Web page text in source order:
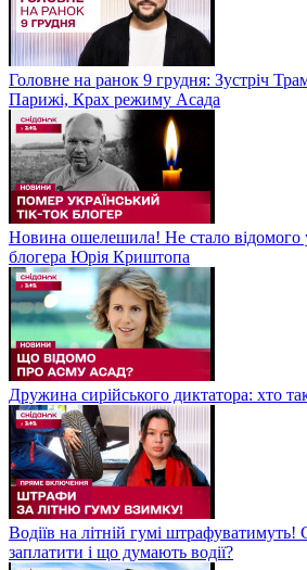
Головне на ранок 9 грудня: Зустріч
Парижі, Крах режиму Асада
Новина ошелешила! Не стало відомого
блогера Юрія Криштопа
Дружина сирійського диктатора: хто
Водіїв на літній гумі штрафуватимуть!
заплатити і що думають водії?